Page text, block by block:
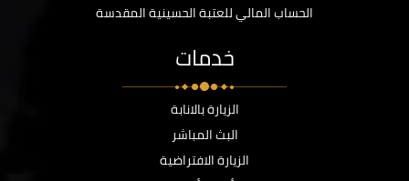
الحساب المالي للعتبة الحسينية المقدسة
خدمات
الزيارة بالانابة
البث المباشر
الزيارة الافتراضية